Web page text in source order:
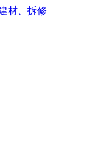
材、拆修